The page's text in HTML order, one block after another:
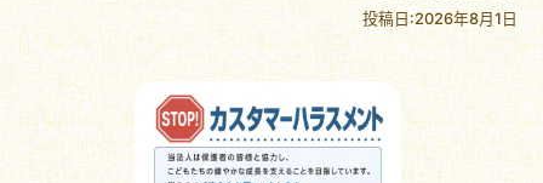
投稿日:2026年8月1日